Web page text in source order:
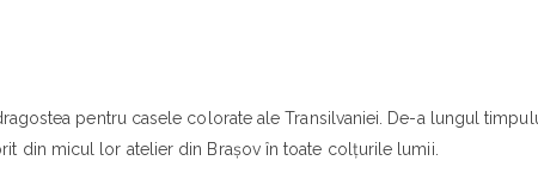
pentru casele colorate ale Transilvaniei. De-a lungul
din micul lor atelier din Brașov în toate colțurile lumii.